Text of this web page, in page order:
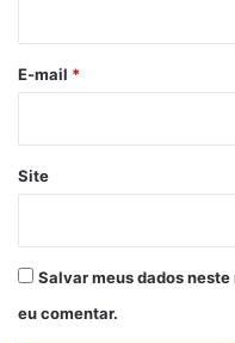
*
E-mail *
Site
Salvar meus dados
eu comentar.